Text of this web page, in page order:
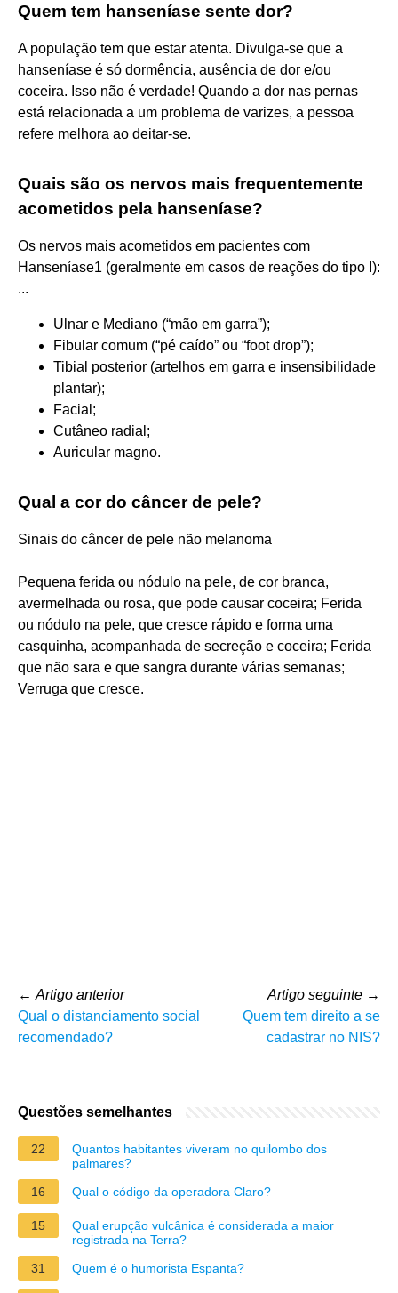
Quem tem hanseníase sente dor?
A população tem que estar atenta. Divulga-se que a
hanseníase é só dormência, ausência de dor e/ou
coceira. Isso não é verdade! Quando a dor nas pernas
está relacionada a um problema de varizes, a pessoa
refere melhora ao deitar-se.
Quais são os nervos mais frequentemente
acometidos pela hanseníase?
Os nervos mais acometidos em pacientes com
Hanseníase1 (geralmente em casos de reações do tipo I):
...
Ulnar e Mediano (“mão em garra”);
Fibular comum (“pé caído” ou “foot drop”);
Tibial posterior (artelhos em garra e insensibilidade
plantar);
Facial;
Cutâneo radial;
Auricular magno.
Qual a cor do câncer de pele?
Sinais do câncer de pele não melanoma
Pequena ferida ou nódulo na pele, de cor branca,
avermelhada ou rosa, que pode causar coceira; Ferida
ou nódulo na pele, que cresce rápido e forma uma
casquinha, acompanhada de secreção e coceira; Ferida
que não sara e que sangra durante várias semanas;
Verruga que cresce.
← Artigo anterior
Qual o distanciamento social
recomendado?
Artigo seguinte →
Quem tem direito a se
cadastrar no NIS?
Questões semelhantes
22
Quantos habitantes viveram no quilombo dos
palmares?
16
Qual o código da operadora Claro?
15
Qual erupção vulcânica é considerada a maior
registrada na Terra?
31
Quem é o humorista Espanta?